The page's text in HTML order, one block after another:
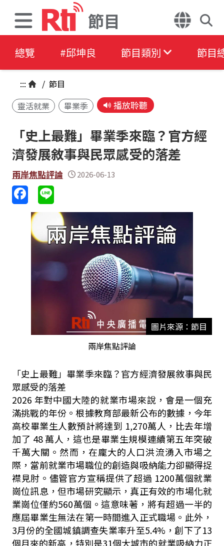
節目
總覽 #邱坤良 節目類別 節目
::: / 節目
靈活就業
畢業季 播放聆聽
「史上最難」畢業季來臨？官方經
濟發展敘事與民眾感受的落差
兩岸焦點評論 2026-06-13
圖片來源：節目
兩岸焦點評論
「史上最難」畢業季來臨？官方經濟發展敘事與民
眾感受的落差
2026 年對中國大陸的就業市場來說，會是一個充
滿挑戰的年份。根據教育部最新公布的數據，今年
高校畢業生人數預計將達到 1,270萬人，比去年增
加了 48 萬人，這也是畢業生規模連續第五年突破
千萬大關。然而，在龐大的人口洪流湧入市場之
際，當前就業市場職位的創造與吸納能力卻顯得捉
襟見肘。儘管官方宣稱提供了超過 1200萬個就業
崗位訊息，但市場研究顯示，真正有效的市場化就
業崗位僅約560萬個。這意味著，將有超過一半的
應屆畢業生無法在第一時間進入正式職場。此外，
3月份的全國城鎮調查失業率升至5.4%，創下了13
個月來的新高，特別是31個大城市的就業吸納力正